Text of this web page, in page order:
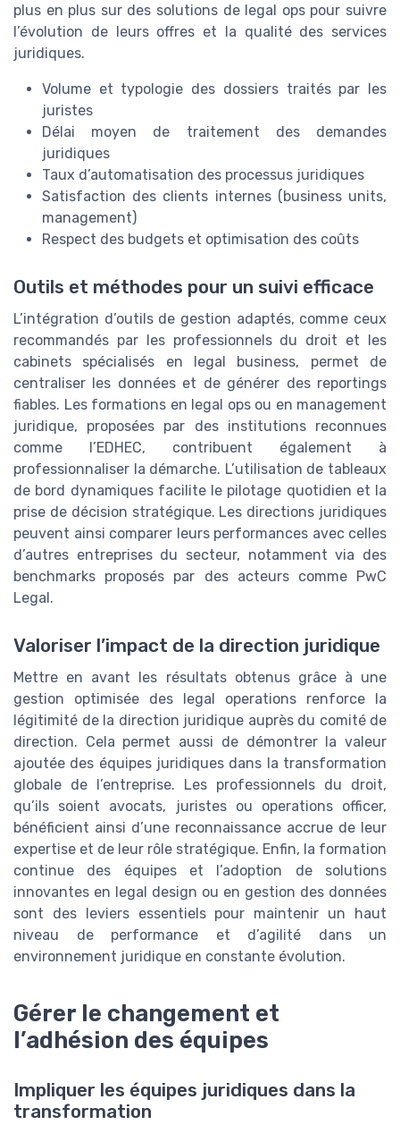
plus en plus sur des solutions de legal ops pour suivre
l’évolution de leurs offres et la qualité des services
juridiques.
Volume et typologie des dossiers traités par les
juristes
Délai moyen de traitement des demandes
juridiques
Taux d’automatisation des processus juridiques
Satisfaction des clients internes (business units,
management)
Respect des budgets et optimisation des coûts
Outils et méthodes pour un suivi efficace
L’intégration d’outils de gestion adaptés, comme ceux
recommandés par les professionnels du droit et les
cabinets spécialisés en legal business, permet de
centraliser les données et de générer des reportings
fiables. Les formations en legal ops ou en management
juridique, proposées par des institutions reconnues
comme l’EDHEC, contribuent également à
professionnaliser la démarche. L’utilisation de tableaux
de bord dynamiques facilite le pilotage quotidien et la
prise de décision stratégique. Les directions juridiques
peuvent ainsi comparer leurs performances avec celles
d’autres entreprises du secteur, notamment via des
benchmarks proposés par des acteurs comme PwC
Legal.
Valoriser l’impact de la direction juridique
Mettre en avant les résultats obtenus grâce à une
gestion optimisée des legal operations renforce la
légitimité de la direction juridique auprès du comité de
direction. Cela permet aussi de démontrer la valeur
ajoutée des équipes juridiques dans la transformation
globale de l’entreprise. Les professionnels du droit,
qu’ils soient avocats, juristes ou operations officer,
bénéficient ainsi d’une reconnaissance accrue de leur
expertise et de leur rôle stratégique. Enfin, la formation
continue des équipes et l’adoption de solutions
innovantes en legal design ou en gestion des données
sont des leviers essentiels pour maintenir un haut
niveau de performance et d’agilité dans un
environnement juridique en constante évolution.
Gérer le changement et
l’adhésion des équipes
Impliquer les équipes juridiques dans la
transformation